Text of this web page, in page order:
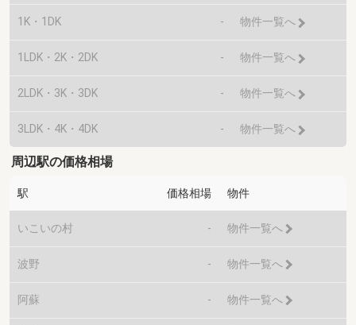
1K・1DK - 物件一覧へ
1LDK・2K・2DK - 物件一覧へ
2LDK・3K・3DK - 物件一覧へ
3LDK・4K・4DK - 物件一覧へ
周辺駅の価格相場
駅 価格相場 物件
いこいの村 - 物件一覧へ
波野 - 物件一覧へ
阿蘇 - 物件一覧へ